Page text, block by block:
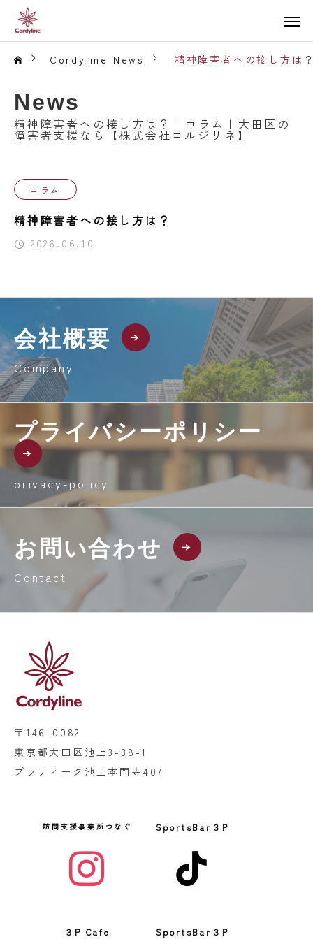
Cordyline News 精神障害者への接し方は
News
精神障害者への接し方は？ | コラム | 大田区の
障害者支援なら【株式会社コルジリネ】
コラム
精神障害者への接し方は？
2026.06.10
会社概要
Company
プライバシーポリシー
privacy-policy
お問い合わせ
Contact
〒146-0082
東京都大田区池上3-38-1
プラティーク池上本門寺407